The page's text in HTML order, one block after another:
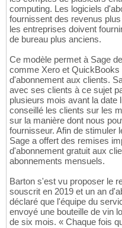
computing. Les logiciels
fournissent des revenus
les entreprises doivent
de bureau plus anciens.
Ce modèle permet à Sage
comme Xero et QuickBooks
d'abonnement aux clients.
avec ses clients à ce sujet
plusieurs mois avant la date
conseillé les clients sur les
sur la manière dont nous
fournisseur. Afin de stimuler
Sage a offert des remises
d'abonnement gratuit aux
abonnements mensuels.
Barton s'est vu proposer le
souscrit en 2019 et un an
déclaré que l'équipe du
envoyé une bouteille de vin
de six mois. « Chaque fois